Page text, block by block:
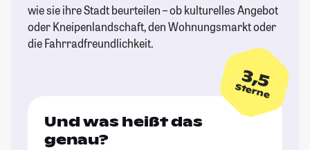
wie sie ihre Stadt beurteilen – ob kulturelles Angebot
oder Kneipenlandschaft, den Wohnungsmarkt oder
die Fahrradfreundlichkeit.
3,5
Sterne
Und was heißt das
genau?